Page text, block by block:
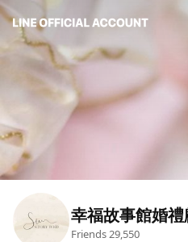
幸福故事館婚
Friends29,550